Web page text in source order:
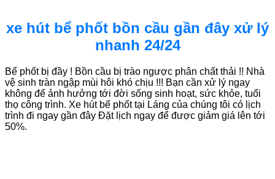
xe hút bể phốt bồn cầu gần đây xử lý
nhanh 24/24
Bể phốt bị đầy ! Bồn cầu bị trào ngược phân chất thải !! Nhà
vệ sinh tràn ngập mùi hôi khó chịu !!! Bạn cần xử lý ngay
không để ảnh hưởng tới đời sống sinh hoạt, sức khỏe, tuổi
thọ công trình. Xe hút bể phốt tại Láng của chúng tôi có lịch
trình đi ngay gần đây Đặt lịch ngay để được giảm giá lên tới
50%.